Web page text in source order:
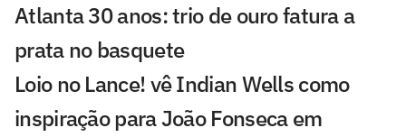
Atlanta 30 anos: trio de ouro fatura a
prata no basquete
Loio no Lance! vê Indian Wells como
inspiração para João Fonseca em